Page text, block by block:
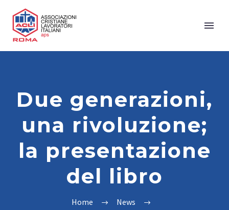
Due generazioni,
una rivoluzione;
la presentazione
del libro
Home
News